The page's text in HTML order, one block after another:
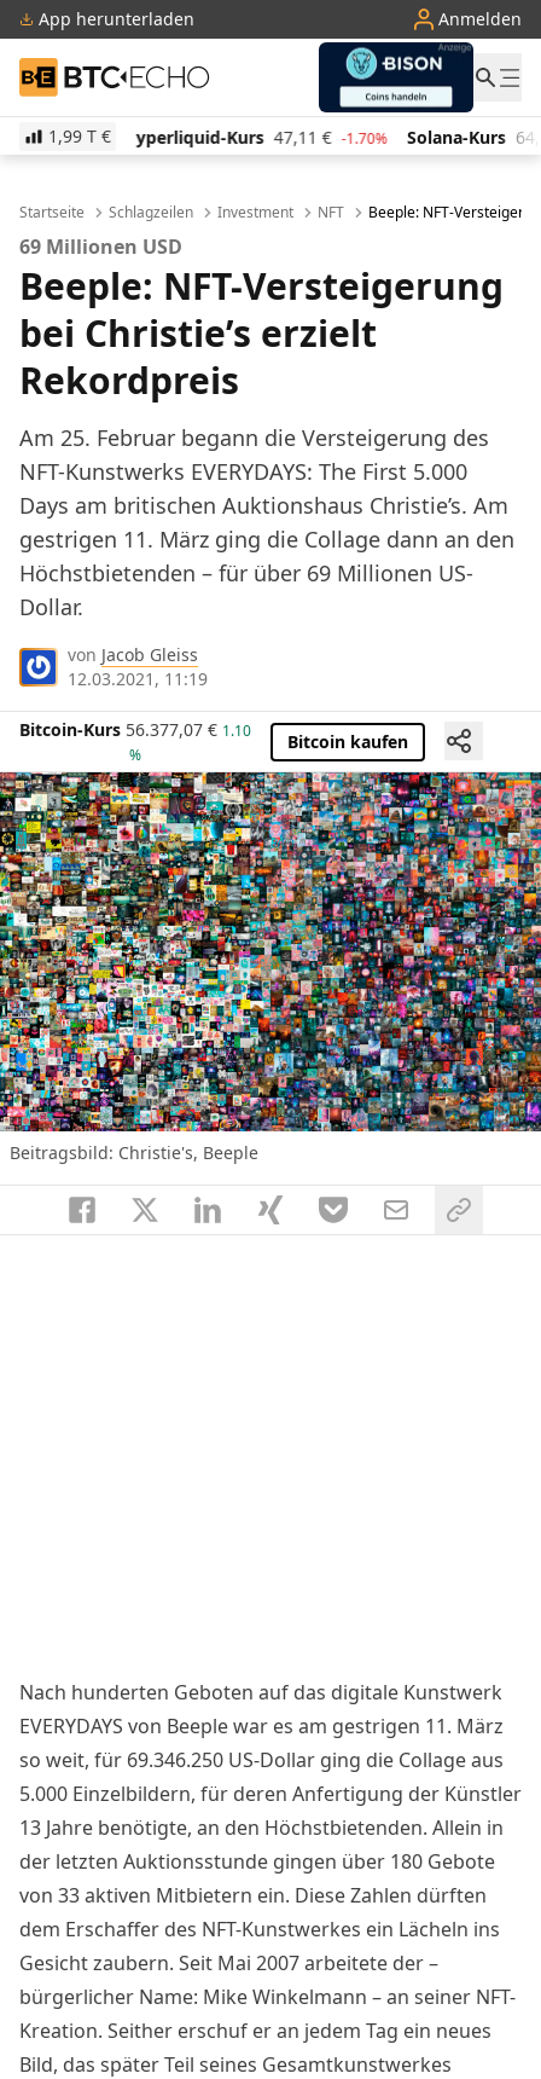
App herunterladen Anmelden
BTC-ECHO
1,99 T €
Kurs 47,11 € -1.70% Solana-Kurs 64,85 € 2.60% TRON-
Startseite Schlagzeilen Investment NFT Beeple: NFT-
69 Millionen USD
Beeple: NFT-Versteigerung
bei Christie’s erzielt
Rekordpreis
Am 25. Februar begann die Versteigerung des
NFT-Kunstwerks EVERYDAYS: The First 5.000
Days am britischen Auktionshaus Christie’s. Am
gestrigen 11. März ging die Collage dann an den
Höchstbietenden – für über 69 Millionen US-
Dollar.
von Jacob Gleiss
12.03.2021, 11:19
Bitcoin-Kurs 56.377,07 € 1.10
%
Bitcoin kaufen
Beitragsbild: Christie's, Beeple
Nach hunderten Geboten auf das digitale Kunstwerk
EVERYDAYS von Beeple war es am gestrigen 11. März
so weit, für 69.346.250 US-Dollar ging die Collage aus
5.000 Einzelbildern, für deren Anfertigung der Künstler
13 Jahre benötigte, an den Höchstbietenden. Allein in
der letzten Auktionsstunde gingen über 180 Gebote
von 33 aktiven Mitbietern ein. Diese Zahlen dürften
dem Erschaffer des NFT-Kunstwerkes ein Lächeln ins
Gesicht zaubern. Seit Mai 2007 arbeitete der –
bürgerlicher Name: Mike Winkelmann – an seiner NFT-
Kreation. Seither erschuf er an jedem Tag ein neues
Bild, das später Teil seines Gesamtkunstwerkes